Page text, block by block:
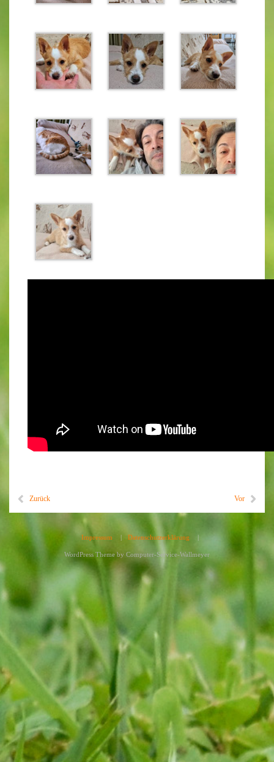
Zurück Vor
Impressum Datenschutzerklärung
WordPress Theme by Computer-Service-Wallmeyer